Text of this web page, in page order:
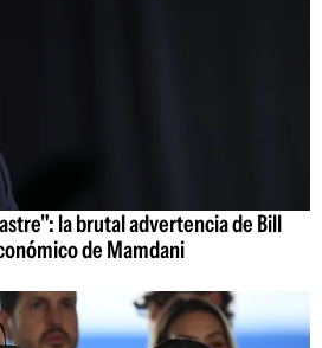
la brutal advertencia de Bill
de Mamdani